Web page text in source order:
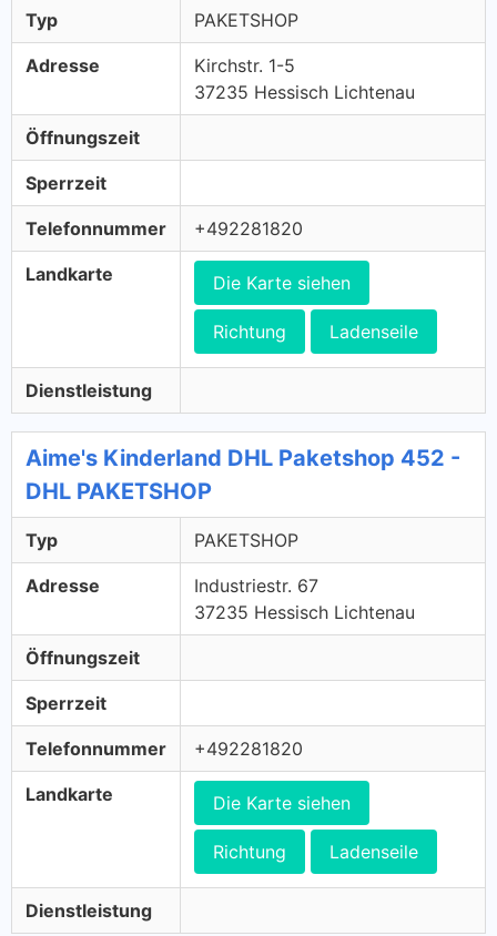
Typ PAKETSHOP
Adresse
Kirchstr. 1-5
37235 Hessisch Lichtenau
Öffnungszeit
Sperrzeit
Telefonnummer +492281820
Landkarte Die Karte siehen
Richtung Ladenseile
Dienstleistung
Aime's Kinderland DHL Paketshop 452 -
DHL PAKETSHOP
Typ PAKETSHOP
Adresse
Industriestr. 67
37235 Hessisch Lichtenau
Öffnungszeit
Sperrzeit
Telefonnummer +492281820
Landkarte Die Karte siehen
Richtung Ladenseile
Dienstleistung